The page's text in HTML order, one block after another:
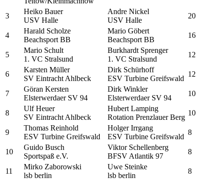
3
Heiko Bauer
USV Halle
Andre Nickel
USV Halle
20
4
Harald Scholze
Beachsport BB
Mario Göbert
Beachsport BB
16
5
Mario Schult
1. VC Stralsund
Burkhardt Sprenger
1. VC Stralsund
12
6
Karsten Müller
SV Eintracht Ahlbeck
Dirk Schürhoff
ESV Turbine Greifswald
12
7
Göran Kersten
Elsterwerdaer SV 94
Dirk Winkler
Elsterwerdaer SV 94
10
8
Ulf Heuer
SV Eintracht Ahlbeck
Hubert Lamping
Rotation Prenzlauer Berg
10
9
Thomas Reinhold
ESV Turbine Greifswald
Holger Irrgang
ESV Turbine Greifswald
8
10
Guido Busch
Sportspaß e.V.
Viktor Schellenberg
BFSV Atlantik 97
8
11
Mirko Zaborowski
lsb berlin
Uwe Steinke
lsb berlin
8